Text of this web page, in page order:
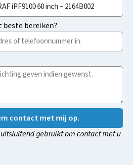
beste bereiken?
contact met mij op.
gebruikt om contact met u